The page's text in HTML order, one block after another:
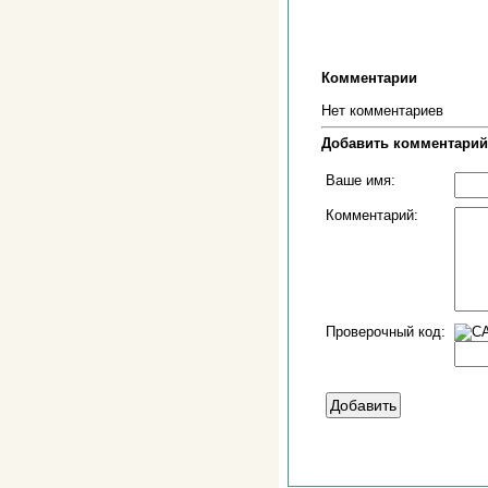
Комментарии
Нет комментариев
Добавить комментарий
Ваше имя:
Комментарий:
Проверочный код: